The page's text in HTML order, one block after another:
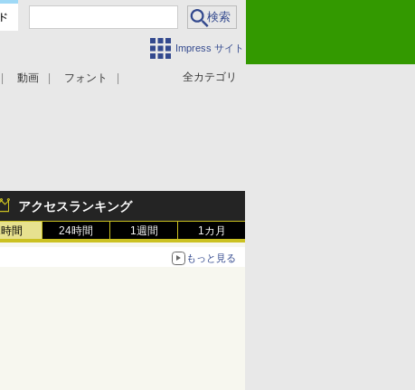
Impress サイト
全カテゴリ
動画 フォント
アクセスランキング
間 24時間 1週間 1カ月
もっと見る